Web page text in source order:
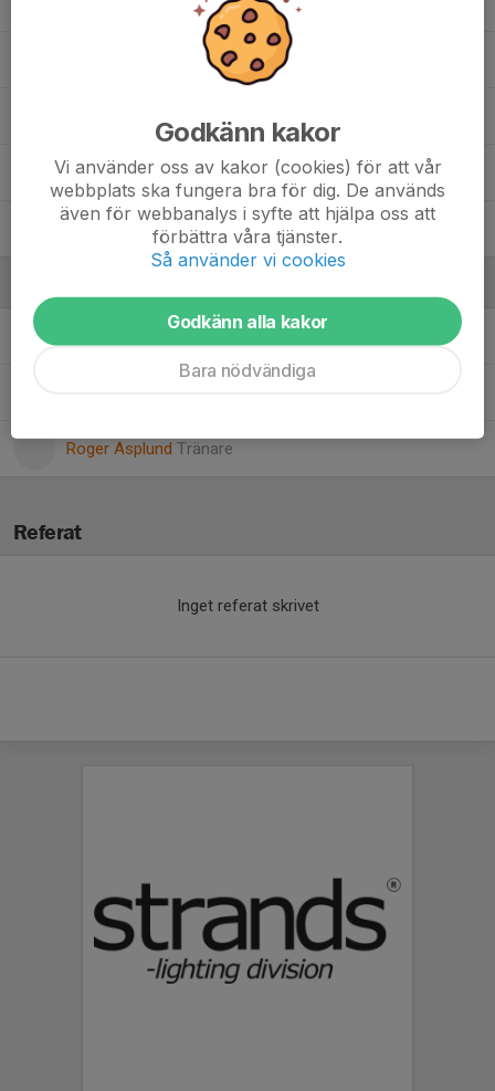
Ozzy Karlsson
Vidar Adolfsson
Roger Asplund Tränare
Referat
Inget referat skrivet
Godkänn kakor
Vi använder oss av kakor (cookies) för att vår
webbplats ska fungera bra för dig. De används
även för webbanalys i syfte att hjälpa oss att
förbättra våra tjänster.
Så använder vi cookies
Godkänn alla kakor
Bara nödvändiga